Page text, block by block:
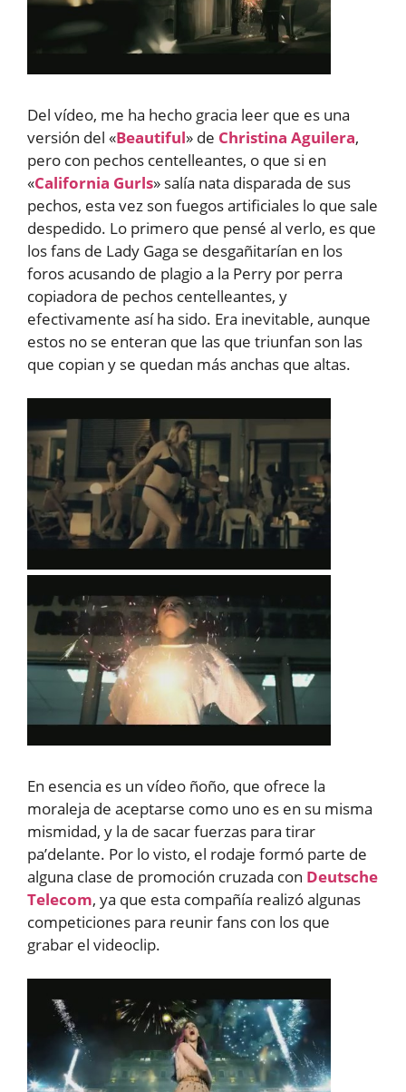
Del vídeo, me ha hecho gracia leer que es una
versión del «Beautiful» de Christina Aguilera,
pero con pechos centelleantes, o que si en
«California Gurls» salía nata disparada de sus
pechos, esta vez son fuegos artificiales lo que sale
despedido. Lo primero que pensé al verlo, es que
los fans de Lady Gaga se desgañitarían en los
foros acusando de plagio a la Perry por perra
copiadora de pechos centelleantes, y
efectivamente así ha sido. Era inevitable, aunque
estos no se enteran que las que triunfan son las
que copian y se quedan más anchas que altas.
En esencia es un vídeo ñoño, que ofrece la
moraleja de aceptarse como uno es en su misma
mismidad, y la de sacar fuerzas para tirar
pa’delante. Por lo visto, el rodaje formó parte de
alguna clase de promoción cruzada con Deutsche
Telecom, ya que esta compañía realizó algunas
competiciones para reunir fans con los que
grabar el videoclip.